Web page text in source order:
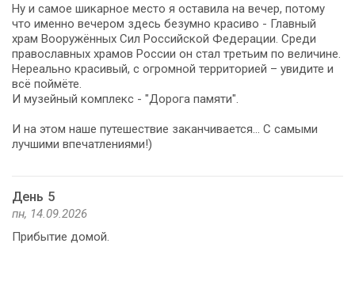
Ну и самое шикарное место я оставила на вечер, потому
что именно вечером здесь безумно красиво - Главный
храм Вооружённых Сил Российской Федерации. Среди
православных храмов России он стал третьим по величине.
Нереально красивый, с огромной территорией – увидите и
всё поймёте.
И музейный комплекс - "Дорога памяти".
И на этом наше путешествие заканчивается... С самыми
лучшими впечатлениями!)
День 5
пн, 14.09.2026
Прибытие домой.